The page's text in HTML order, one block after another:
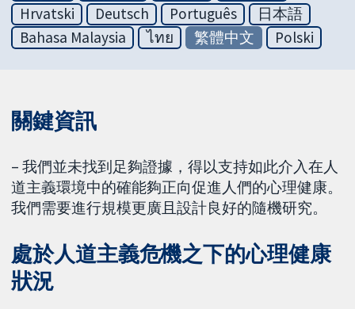
Hrvatski
Deutsch Português
日本語
Bahasa Malaysia
ไทย 繁體中文 Polski
關鍵資訊
– 我們並未找到足夠證據，得以支持如此介入在人
道主義環境中的確能夠正向促進人們的心理健康。
我們需要進行規模更廣且設計良好的隨機研究。
處於人道主義危機之下的心理健康
狀況